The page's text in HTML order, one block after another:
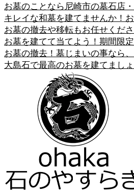
お墓のことなら尼崎市の墓石店
キレイな和墓を建てませんか！
お墓の撤去や移転もお任せくだ
お墓を建てて当てよう！期間限
お墓の撤去！墓じまいの事なら
大島石で最高のお墓を建てまし